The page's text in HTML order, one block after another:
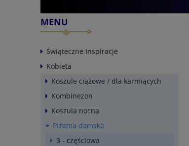
MENU
Świąteczne Inspiracje
Kobieta
Koszule ciążowe / dla karmiących
Kombinezon
Koszula nocna
Piżama damska
3 - częściowa